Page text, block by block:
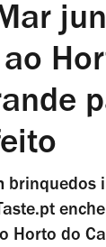
ao
brinquedos
Horto do